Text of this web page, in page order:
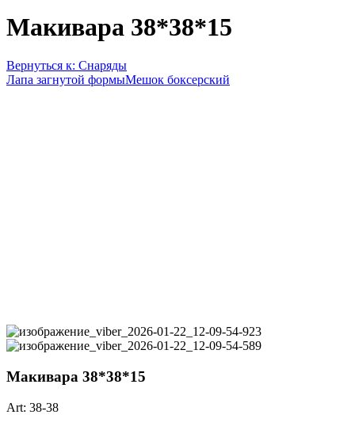
Макивара 38*38*15
Вернуться к: Снаряды
Лапа загнутой формыМешок боксерский
Макивара 38*38*15
Art: 38-38